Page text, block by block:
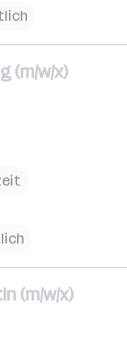
(m/w/x)
(m/w/x)